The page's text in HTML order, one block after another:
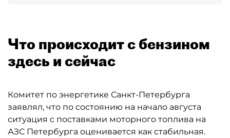
Что происходит с бензином
здесь и сейчас
Комитет по энергетике Санкт-Петербурга
заявлял, что по состоянию на начало августа
ситуация с поставками моторного топлива на
АЗС Петербурга оценивается как стабильная.